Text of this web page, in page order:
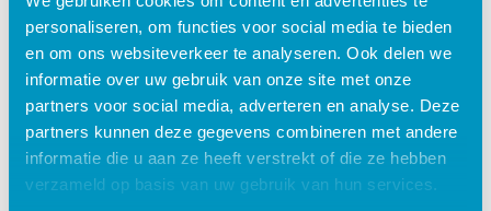
personaliseren, om functies voor social media te bieden
en om ons websiteverkeer te analyseren. Ook delen we
informatie over uw gebruik van onze site met onze
partners voor social media, adverteren en analyse. Deze
partners kunnen deze gegevens combineren met andere
informatie die u aan ze heeft verstrekt of die ze hebben
verzameld op basis van uw gebruik van hun services.